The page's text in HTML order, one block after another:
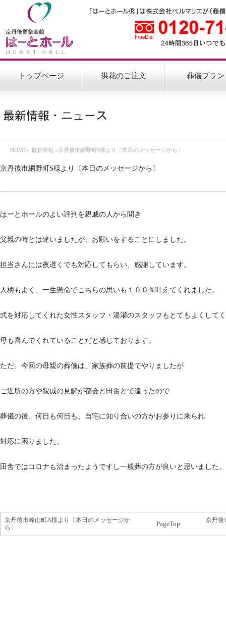
トップページ 供花のご注文 葬儀プラン
HOME» 最新情報 »京丹後市網野町S様より〔本日のメッセージから〕
京丹後市網野町S様より〔本日のメッセージから〕
はーとホールのよい評判を親戚の人から聞き
父親の時とは違いましたが、お願いをすることにしました。
担当さんには夜遅くでも対応してもらい、感謝しています。
人柄もよく、一生懸命でこちらの思いも１００％叶えてくれました。
式を対応してくれた女性スタッフ・湯灌のスタッフもとてもよくして
母も喜んでくれていることだと感じております。
ただ、今回の母親の葬儀は、家族葬の前提でやりましたが
ご近所の方や親戚の見解が都会と田舎とで違ったので
葬儀の後、何日も何日も、自宅に知り合いの方がお参りに来られ
対応に困りました。
田舎ではコロナも治まったようですし一般葬の方が良いと思いました。
京丹後市峰山町A様より〔本日のメッセージか
ら〕
PageTop 京丹後